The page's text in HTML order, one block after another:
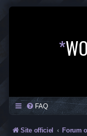
*
FAQ
Site officiel